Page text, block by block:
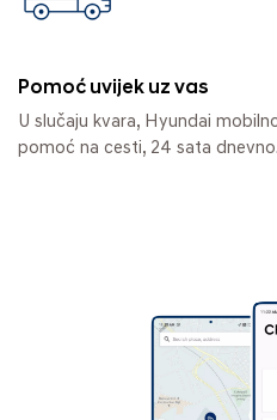
Pomoć uvijek uz vas
U slučaju kvara, Hyundai
pomoć na cesti, 24 sata dnevno.